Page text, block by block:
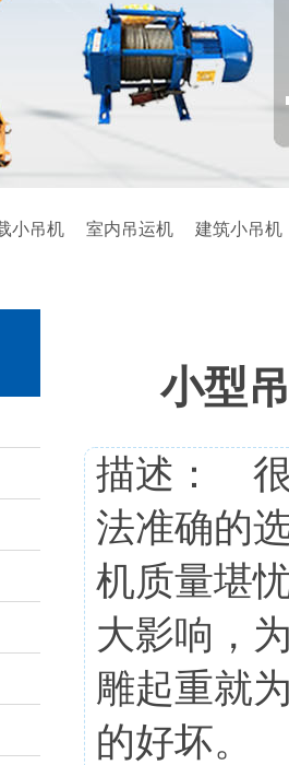
小吊机 室内吊运机 建筑小吊机
小型
描述： 很
法准确的
机质量堪
大影响，
雕起重就
的好坏。